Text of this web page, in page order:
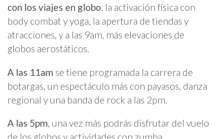
con los viajes en globo, la activación física con
body combat y yoga, la apertura de tiendas y
atracciones, y a las 9am, más elevaciones de
globos aerostáticos.
A las 11am se tiene programada la carrera de
botargas, un espectáculo más con payasos, danza
regional y una banda de rock a las 2pm.
A las 5pm, una vez más podrás disfrutar del vuelo
de los globos y actividades con zumba.